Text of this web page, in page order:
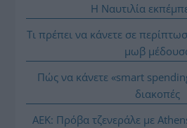
Η Ναυτιλία
Τι πρέπει να κάνετε σε
μωβ
Πώς να κάνετε «smart
διακοπές
ΑΕΚ: Πρόβα τζενεράλε με